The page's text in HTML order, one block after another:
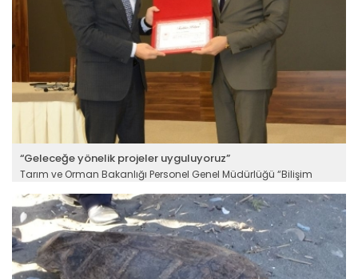
“Geleceğe yönelik projeler uyguluyoruz”
Tarım ve Orman Bakanlığı Personel Genel Müdürlüğü “Bilişim
sunumda bilişim çağına dair önemli paylaşımlarda bulunan
Prof. Dr. Halis Aydemir, dijital çağda gençlerin bilgiyle, bilimle
buluşmasının önemine vurgu yaptı.
Devamını Oku ->